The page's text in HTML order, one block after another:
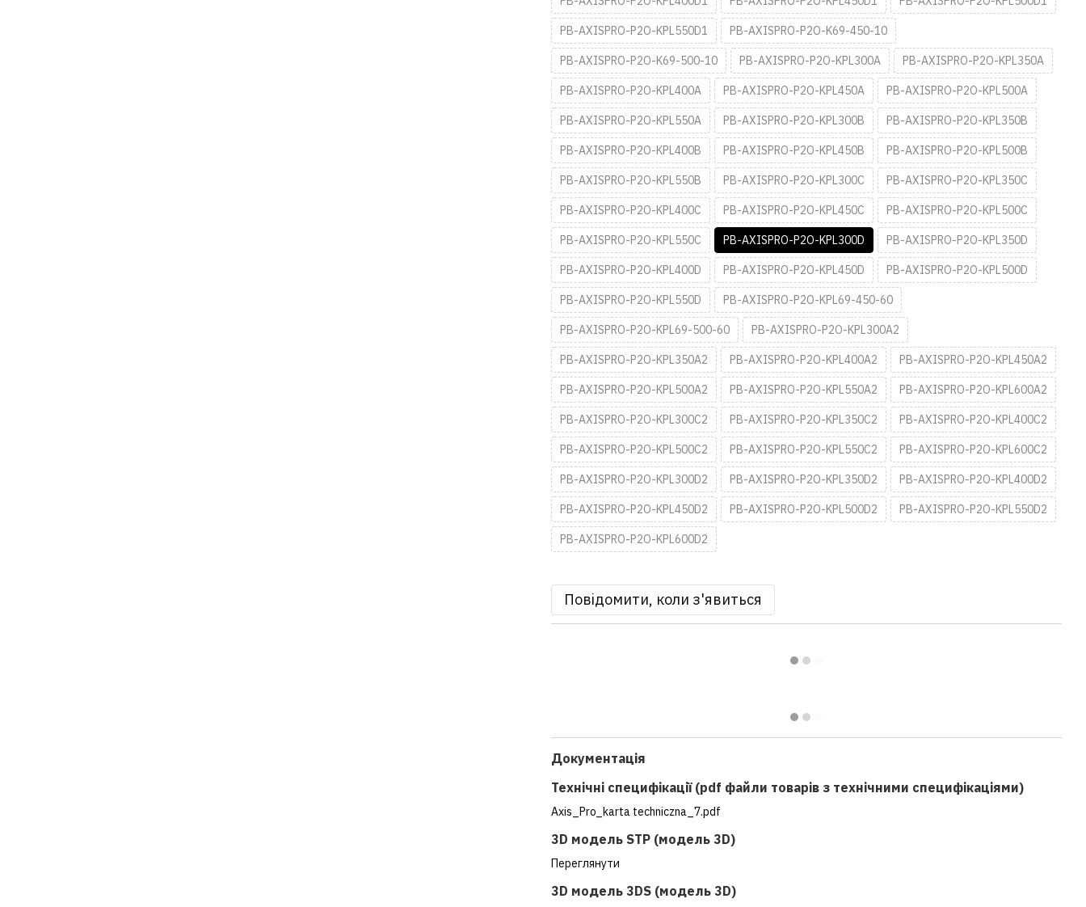
PB-AXISPRO-P2O-KPL550D1 PB-AXISPRO-P2O-K69-450-10
PB-AXISPRO-P2O-K69-500-10 PB-AXISPRO-P2O-KPL300A PB-AXISPRO-P2O-KPL350A
PB-AXISPRO-P2O-KPL400A PB-AXISPRO-P2O-KPL450A PB-AXISPRO-P2O-KPL500A
PB-AXISPRO-P2O-KPL550A PB-AXISPRO-P2O-KPL300B PB-AXISPRO-P2O-KPL350B
PB-AXISPRO-P2O-KPL400B PB-AXISPRO-P2O-KPL450B PB-AXISPRO-P2O-KPL500B
PB-AXISPRO-P2O-KPL550B PB-AXISPRO-P2O-KPL300C PB-AXISPRO-P2O-KPL350C
PB-AXISPRO-P2O-KPL400C PB-AXISPRO-P2O-KPL450C PB-AXISPRO-P2O-KPL500C
PB-AXISPRO-P2O-KPL550C PB-AXISPRO-P2O-KPL300D PB-AXISPRO-P2O-KPL350D
PB-AXISPRO-P2O-KPL400D PB-AXISPRO-P2O-KPL450D PB-AXISPRO-P2O-KPL500D
PB-AXISPRO-P2O-KPL550D PB-AXISPRO-P2O-KPL69-450-60
PB-AXISPRO-P2O-KPL69-500-60 PB-AXISPRO-P2O-KPL300A2
PB-AXISPRO-P2O-KPL350A2 PB-AXISPRO-P2O-KPL400A2 PB-AXISPRO-P2O-KPL450A2
PB-AXISPRO-P2O-KPL500A2 PB-AXISPRO-P2O-KPL550A2 PB-AXISPRO-P2O-KPL600A2
PB-AXISPRO-P2O-KPL300C2 PB-AXISPRO-P2O-KPL350C2 PB-AXISPRO-P2O-KPL400C2
PB-AXISPRO-P2O-KPL500C2 PB-AXISPRO-P2O-KPL550C2 PB-AXISPRO-P2O-KPL600C2
PB-AXISPRO-P2O-KPL300D2 PB-AXISPRO-P2O-KPL350D2 PB-AXISPRO-P2O-KPL400D2
PB-AXISPRO-P2O-KPL450D2 PB-AXISPRO-P2O-KPL500D2 PB-AXISPRO-P2O-KPL550D2
PB-AXISPRO-P2O-KPL600D2
Повідомити, коли з'явиться
Документація
Технічні специфікації (pdf файли товарів з технічними специфікаціями)
Axis_Pro_karta techniczna_7.pdf
3D модель STP (модель 3D)
Переглянути
3D модель 3DS (модель 3D)